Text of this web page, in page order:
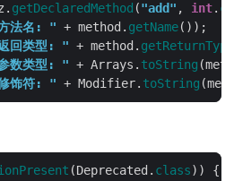
getDeclaredMethod ("add" , int.
法名: " + method. getName
回类型: " + method. getReturnType
数类型: " + Arrays. toString
饰符: " + Modifier. toString
(Deprecated. class